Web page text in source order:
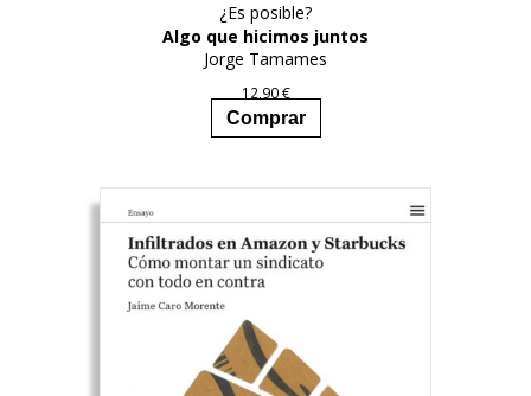
¿Es posible?
Algo que hicimos juntos
Jorge Tamames
12,90€
Comprar